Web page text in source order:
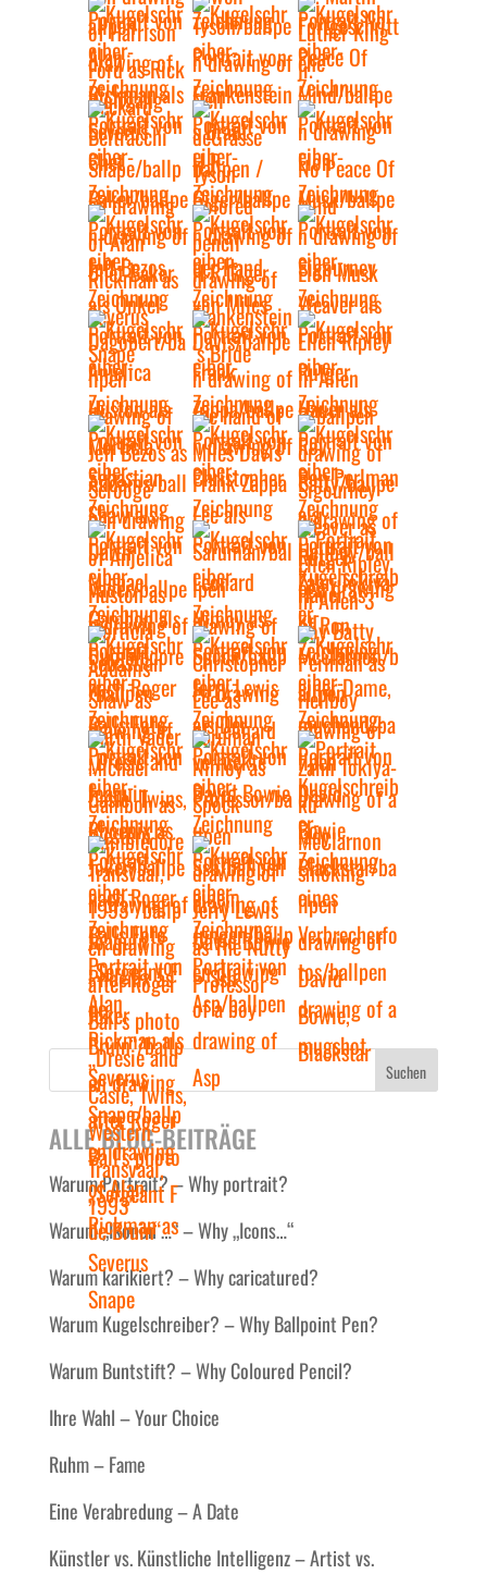
Suchen
ALLE BLOG-BEITRÄGE
Warum Portrait? – Why portrait?
Warum „Ikonen …“ – Why „Icons…“
Warum karikiert? – Why caricatured?
Warum Kugelschreiber? – Why Ballpoint Pen?
Warum Buntstift? – Why Coloured Pencil?
Ihre Wahl – Your Choice
Ruhm – Fame
Eine Verabredung – A Date
Künstler vs. Künstliche Intelligenz – Artist vs.